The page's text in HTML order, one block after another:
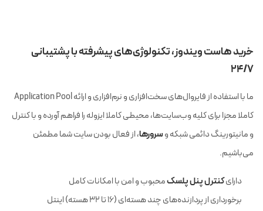
خرید هاست ویندوز، تکنولوژی‌های پیشرفته با پشتیبانی
24/7
ما با استفاده از فایروال‌های سخت‌افزاری و نرم‌افزاری و ارائه Application Pool
کاملا مجزا برای کلیه وب‌سایت‌ها، محیطی کاملا ایزوله را فراهم آورده و با کنترل
و مانیتورینگ دائمی شبکه وسرورها، از فعال بودن سایت شما مطمئن
می‌باشیم.
دارایکنترل پنل پلسکمحبوب و امن با امکانات کامل
برخورداری از پردازنده‌های چند هسته‌ای (16 تا 32 هسته) اینتل